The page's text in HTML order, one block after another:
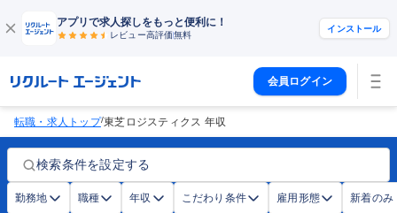
アプリで求人探しをもっと便利に！
レビュー高評価無料
インストール
会員ログイン
転職・求人トップ/東芝ロジスティクス 年収
検索条件を設定する
勤務地 職種 年収 こだわり条件 雇用形態 新着のみ